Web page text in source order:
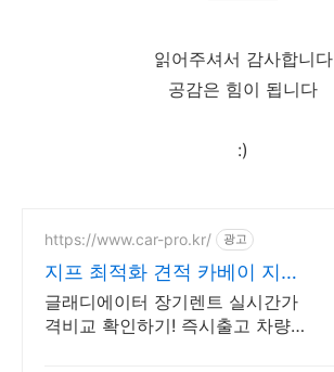
읽어주셔서 감사합니다
공감은 힘이 됩니다
:)
https://www.car-pro.kr/ 광고
지프 최적화 견적 카베이 지프
특가차량 무료견적
글래디에이터 장기렌트 실시간가
격비교 확인하기! 즉시출고 차량